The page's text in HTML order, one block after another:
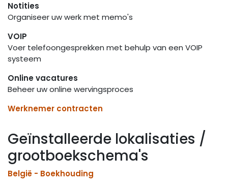
Notities
Organiseer uw werk met memo's
VOIP
Voer telefoongesprekken met behulp van een VOIP
systeem
Online vacatures
Beheer uw online wervingsproces
Werknemer contracten
Geïnstalleerde lokalisaties /
grootboekschema's
België - Boekhouding